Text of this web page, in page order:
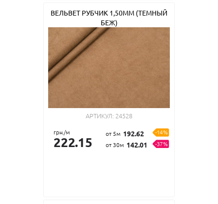
ВЕЛЬВЕТ РУБЧИК 1,50ММ (ТЕМНЫЙ
БЕЖ)
АРТИКУЛ: 24528
грн./м
222.15
от 5м 192.62
-14%
от 30м 142.01 -37%